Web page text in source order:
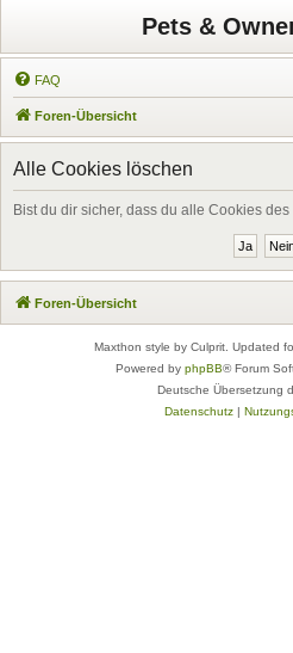
Pets &
FAQ
Foren-Übersicht
Alle Cookies löschen
Bist du dir sicher, dass du alle Cookies
Foren-Übersicht
Maxthon style by Culprit. Updated
Powered by phpBB® Forum
Deutsche Übersetzung
Datenschutz|